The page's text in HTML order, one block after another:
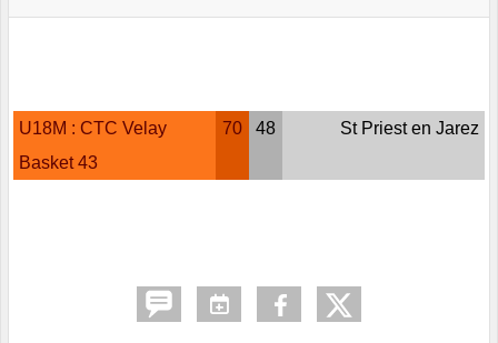
U18M : CTC Velay
Basket 43
70 48 St Priest en Jarez